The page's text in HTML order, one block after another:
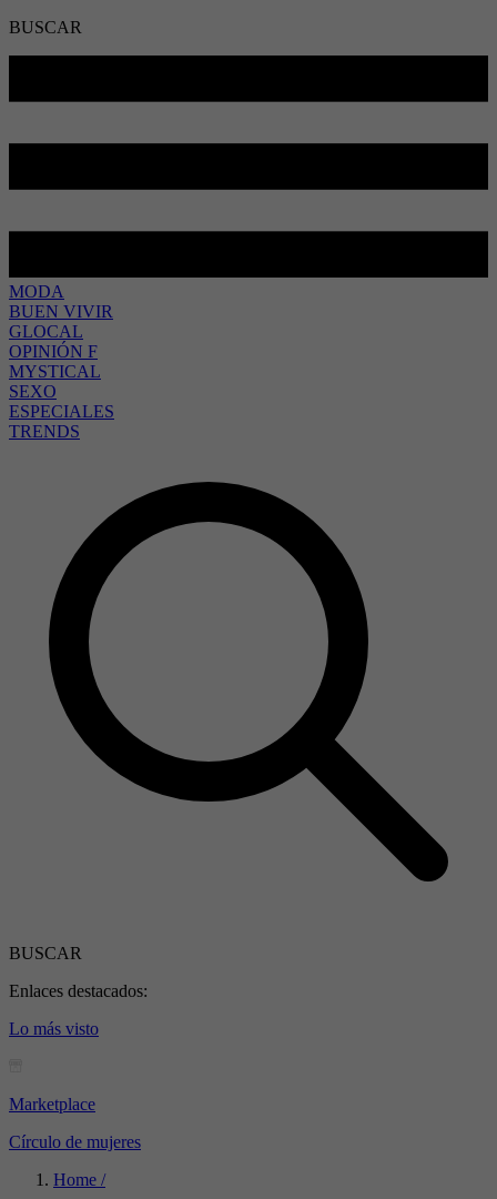
BUSCAR
MODA
BUEN VIVIR
GLOCAL
OPINIÓN F
MYSTICAL
SEXO
ESPECIALES
TRENDS
BUSCAR
Enlaces destacados:
Lo más visto
Marketplace
Círculo de mujeres
Home /